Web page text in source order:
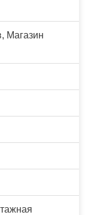
Магазин